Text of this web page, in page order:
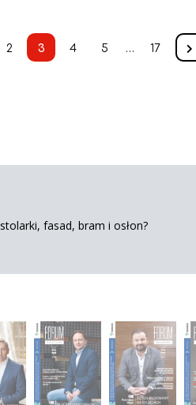
2 3 4 5 … 17
fasad, bram i osłon?